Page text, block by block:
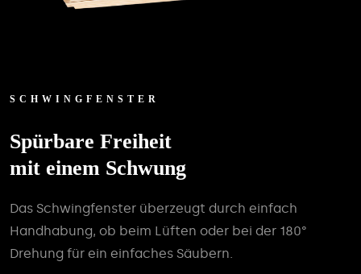
SCHWINGFENSTER
Spürbare Freiheit
mit einem Schwung
Das Schwingfenster überzeugt durch einfach
Handhabung, ob beim Lüften oder bei der 180°
Drehung für ein einfaches Säubern.